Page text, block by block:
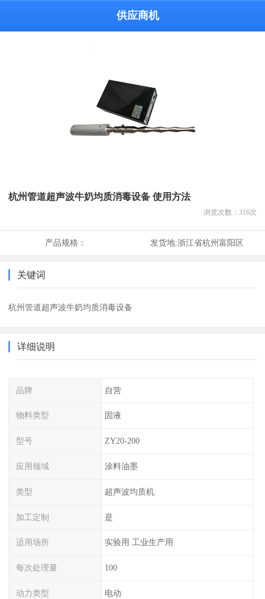
供应商机
杭州管道超声波牛奶均质消毒设备 使用方法
浏览次数： 316次
产品规格： 发货地:浙江省杭州富阳区
关键词
杭州管道超声波牛奶均质消毒设备
详细说明
品牌 自营
物料类型 固液
型号 ZY20-200
应用领域 涂料油墨
类型 超声波均质机
加工定制 是
适用场所 实验用 工业生产用
每次处理量 100
动力类型 电动